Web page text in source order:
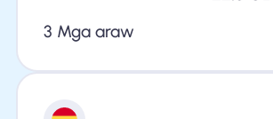
3 Mga araw